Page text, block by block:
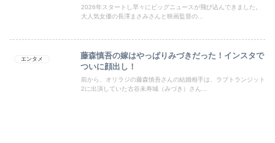
2026年スタートし早々にビッグニュースが飛び込んできました。
大人気女優の長澤まさみさんと映画監督の...
エンタメ
藤森慎吾の嫁はやっぱりみづきだった！インスタで
ついに顔出し！
前から、オリラジの藤森慎吾さんの結婚相手は、ラブトランジット
2に出演していた古谷未寿城（みづき）さん...